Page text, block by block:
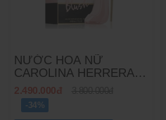
NƯỚC HOA NỮ
CAROLINA HERRERA
GOOD GIRL BLUSH
EDP
2.490.000đ
-34%